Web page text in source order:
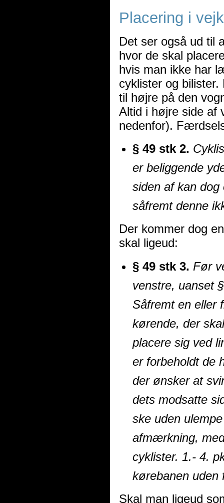
Placering i
Det ser også ud til
hvor de skal
hvis man ikke har
cyklister og
til højre på den
Altid i højre side af
nedenfor).
§ 49 stk 2.
er beliggende
siden af kan dog
såfremt denne
Der kommer dog
skal ligeud:
§ 49 stk 3. Før
venstre, uanset
Såfremt en eller
kørende, der
placere sig ved
er forbeholdt de
der ønsker at
dets modsatte
ske uden
afmærkning,
cyklister. 1.- 4.
kørebanen uden
Skal man ligeud